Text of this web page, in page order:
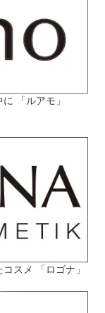
「ルアモ」
スメ 「ロゴナ」